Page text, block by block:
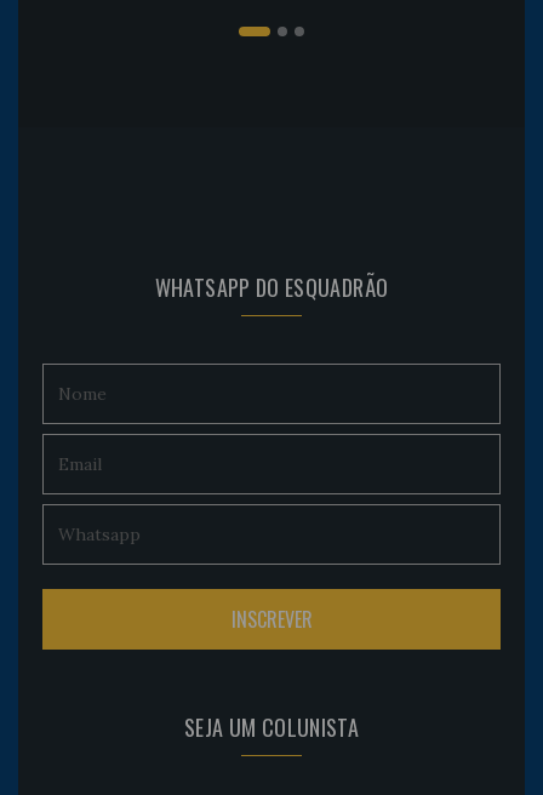
WHATSAPP DO ESQUADRÃO
SEJA UM COLUNISTA